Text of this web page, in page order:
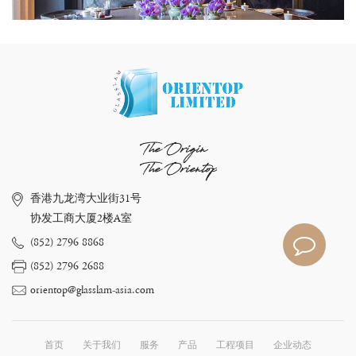
The Origin
The Orientop
香港九龙湾大业街31号
协发工商大厦2楼A室
(852) 2796 8868
(852) 2796 2688
orientop@glasslam-asia.com
首页 关于我们 服务 产品 工程项目
企业动态